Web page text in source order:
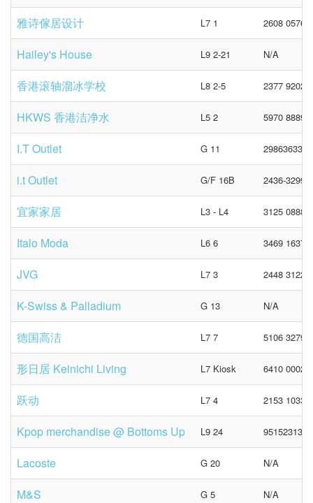
雅诗傢居设计 L7 1 2608 0576
Hailey's House L9 2-21 N/A
香港滚轴溜冰学校 L8 2-5 2377 9202
HKWS 香港洁净水 L5 2 5970 8889
I.T Outlet G 11 29863633
i.t Outlet G/F 16B 2436-3299
宜家家居 L3 - L4 3125 0888
Italo Moda L6 6 3469 1637
JVG L7 3 2448 3122
K-Swiss & Palladium G 13 N/A
德国高洁 L7 7 5106 3279
形日居 Keinichi Living L7 Kiosk 6410 0002
跃动 L7 4 2153 1033
Kpop merchandise @ Bottoms Up L9 24 95152313
Lacoste G 20 N/A
M&S G 5 N/A